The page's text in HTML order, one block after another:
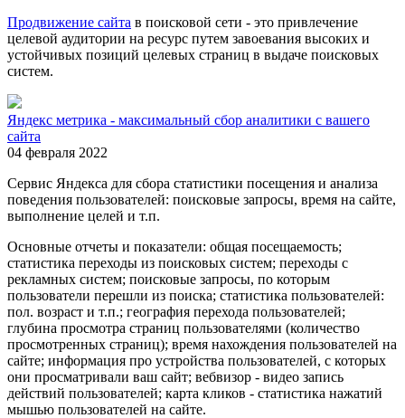
Продвижение сайта в поисковой сети - это привлечение
целевой аудитории на ресурс путем завоевания высоких и
устойчивых позиций целевых страниц в выдаче поисковых
систем.
Яндекс метрика - максимальный сбор аналитики с вашего
сайта
04 февраля 2022
Сервис Яндекса для сбора статистики посещения и анализа
поведения пользователей: поисковые запросы, время на сайте,
выполнение целей и т.п.
Основные отчеты и показатели: общая посещаемость;
статистика переходы из поисковых систем; переходы с
рекламных систем; поисковые запросы, по которым
пользователи перешли из поиска; статистика пользователей:
пол. возраст и т.п.; география перехода пользователей;
глубина просмотра страниц пользователями (количество
просмотренных страниц); время нахождения пользователей на
сайте; информация про устройства пользователей, с которых
они просматривали ваш сайт; вебвизор - видео запись
действий пользователей; карта кликов - статистика нажатий
мышью пользователей на сайте.